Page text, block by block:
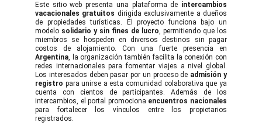
Este sitio web presenta una plataforma de intercambios
vacacionales gratuitos dirigida exclusivamente a dueños
de propiedades turísticas. El proyecto funciona bajo un
modelo solidario y sin fines de lucro, permitiendo que los
miembros se hospeden en diversos destinos sin pagar
costos de alojamiento. Con una fuerte presencia en
Argentina, la organización también facilita la conexión con
redes internacionales para fomentar viajes a nivel global.
Los interesados deben pasar por un proceso de admisión y
registro para unirse a esta comunidad colaborativa que ya
cuenta con cientos de participantes. Además de los
intercambios, el portal promociona encuentros nacionales
para fortalecer los vínculos entre los propietarios
registrados.